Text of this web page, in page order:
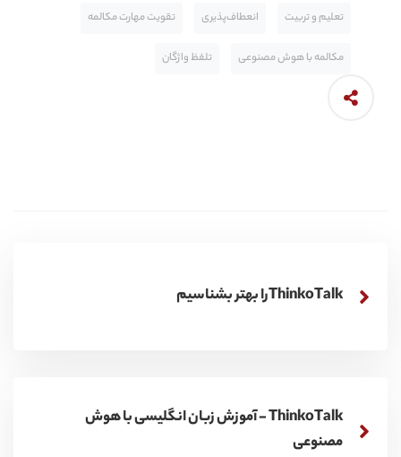
تعلیم و تربیت انعطاف‌پذیری تقویت مهارت مکالمه
مکالمه با هوش مصنوعی تلفظ واژگان
ThinkoTalkرا بهتر بشناسیم
ThinkoTalk - آموزش زبان انگلیسی با هوش
مصنوعی